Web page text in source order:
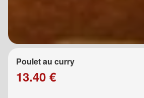
Poulet au curry
13.40 €